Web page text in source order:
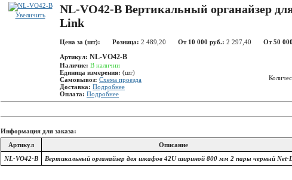
Увеличить
NL-VO42-B Вертикальный органайзер
Link
Цена за (шт): Розница: 2 489,20 От 10 000 руб.: 2 297,40 От 50
Артикул: NL-VO42-B
Наличие: В наличии
Единица измерения: (шт)
Самовывоз: Схема проезда
Доставка: Подробнее
Оплата: Подробнее
Информация для заказа:
Артикул
Описание
NL-VO42-B
Вертикальный органайзер для шкафов 42U шириной 800 мм 2 пары черный Net-